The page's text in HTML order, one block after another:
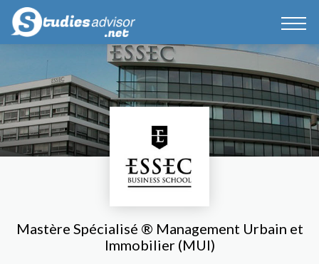
Mastère Spécialisé ® Management Urbain et
Immobilier (MUI)